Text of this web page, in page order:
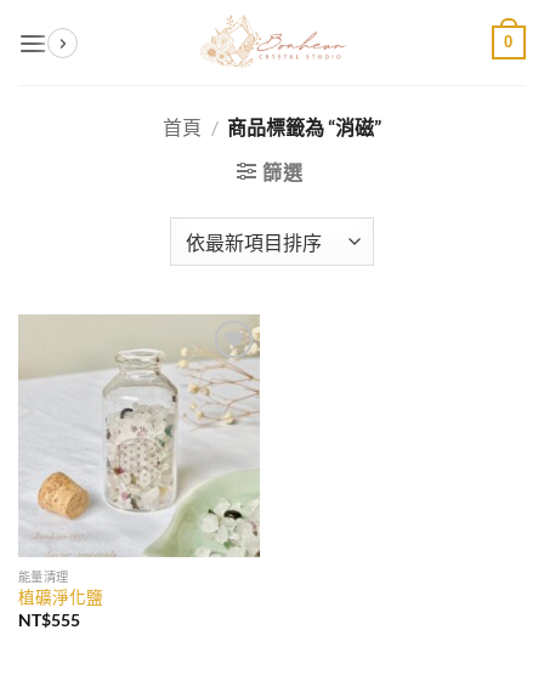
0
首頁 / 商品標籤為 “消磁”
篩選
加入
收藏
能量清理
植礦淨化鹽
NT$555